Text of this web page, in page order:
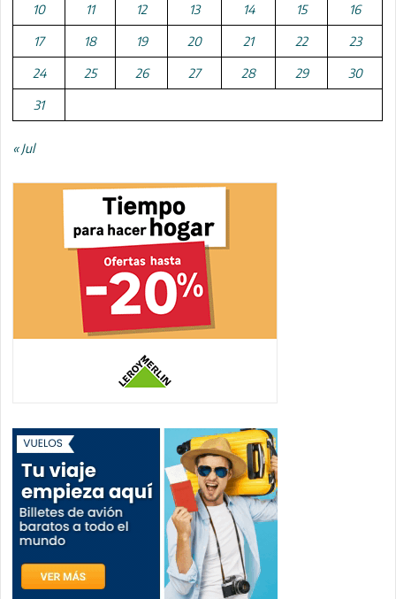
10 11 12 13 14 15 16
17 18 19 20 21 22 23
24 25 26 27 28 29 30
31
« Jul